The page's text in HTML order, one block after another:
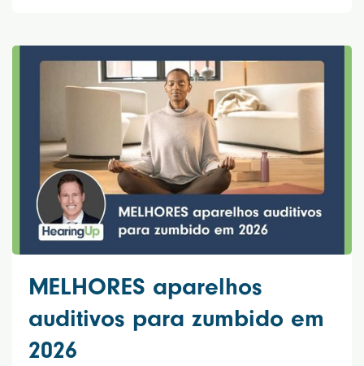
MELHORES aparelhos
auditivos para zumbido em
2026